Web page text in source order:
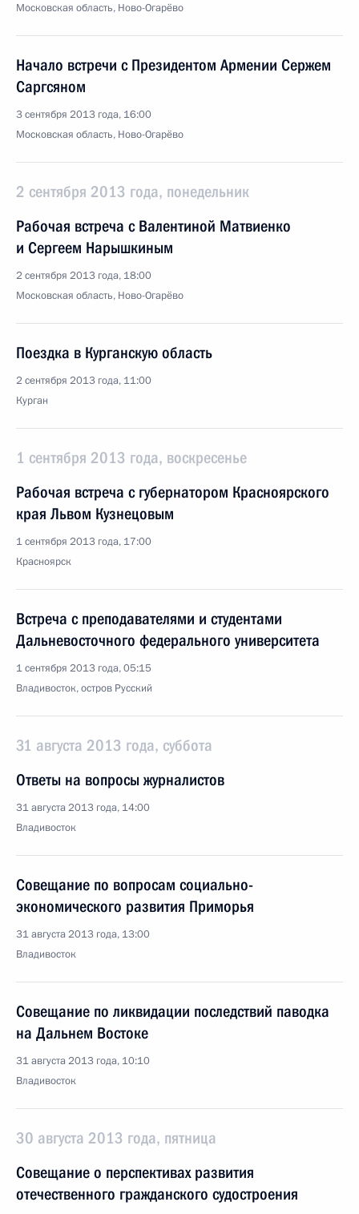
Московская область, Ново-Огарёво
Начало встречи с Президентом Армении Сержем
Саргсяном
3 сентября 2013 года, 16:00
Московская область, Ново-Огарёво
2 сентября 2013 года, понедельник
Рабочая встреча с Валентиной Матвиенко
и Сергеем Нарышкиным
2 сентября 2013 года, 18:00
Московская область, Ново-Огарёво
Поездка в Курганскую область
2 сентября 2013 года, 11:00
Курган
1 сентября 2013 года, воскресенье
Рабочая встреча с губернатором Красноярского
края Львом Кузнецовым
1 сентября 2013 года, 17:00
Красноярск
Встреча с преподавателями и студентами
Дальневосточного федерального университета
1 сентября 2013 года, 05:15
Владивосток, остров Русский
31 августа 2013 года, суббота
Ответы на вопросы журналистов
31 августа 2013 года, 14:00
Владивосток
Совещание по вопросам социально-
экономического развития Приморья
31 августа 2013 года, 13:00
Владивосток
Совещание по ликвидации последствий паводка
на Дальнем Востоке
31 августа 2013 года, 10:10
Владивосток
30 августа 2013 года, пятница
Совещание о перспективах развития
отечественного гражданского судостроения